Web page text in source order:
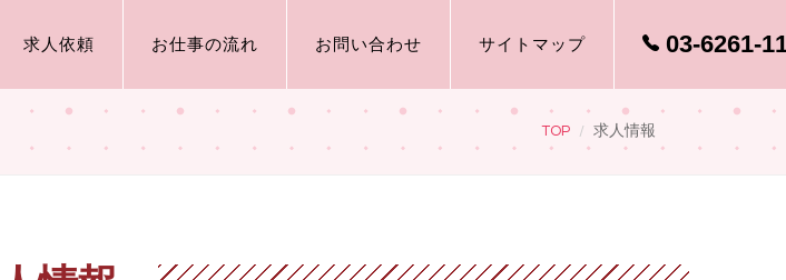
求人依頼 お仕事の流れ お問い合わせ サイトマップ 03-6261-
TOP 求人情報